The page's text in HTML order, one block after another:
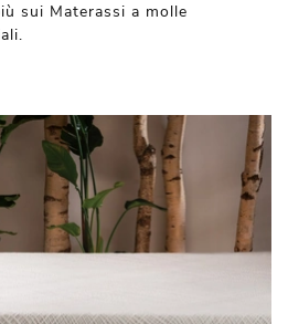
sui Materassi a molle